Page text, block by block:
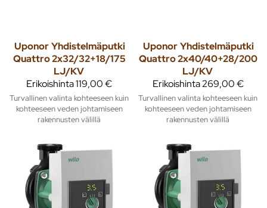
UponorYhdistelmäputki
Quattro 2x32/32+18/175
LJ/KV
Erikoishinta119,00 €
Turvallinen valinta kohteeseen kuin
kohteeseen veden johtamiseen
rakennusten välillä
UponorYhdistelmäputki
Quattro 2x40/40+28/200
LJ/KV
Erikoishinta269,00 €
Turvallinen valinta kohteeseen kuin
kohteeseen veden johtamiseen
rakennusten välillä